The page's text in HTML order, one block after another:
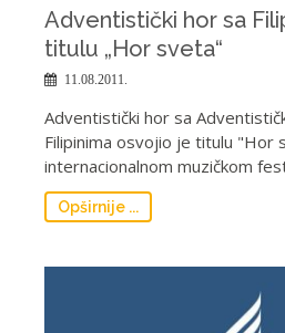
Adventistički hor sa
titulu „Hor sveta“
11.08.2011.
Adventistički hor sa
Filipinima osvojio je titulu "Hor
internacionalnom muzičkom
Opširnije ...